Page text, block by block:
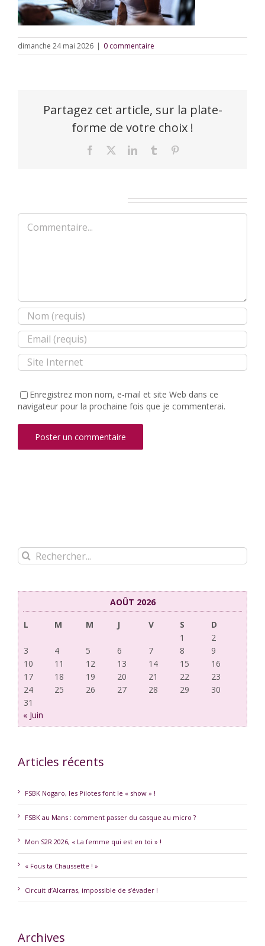
dimanche 24 mai 2026 | 0 commentaire
Partagez cet article, sur la plate-
forme de votre choix !
Facebook LinkedInTumblr
Commentaire
Enregistrez mon nom, e-mail et site Web dans ce
navigateur pour la prochaine fois que je commenterai.
Rechercher:
AOÛT 2026
L
M M J V S
D
1
2
3
4 5 6 7 8
9
10
11 12 13 14 15
16
17
18 19 20 21 22
23
24
25 26 27 28 29
30
31
« Juin
Articles récents
FSBK Nogaro, les Pilotes font le « show » !
FSBK au Mans : comment passer du casque au micro ?
Mon S2R 2026, « La femme qui est en toi » !
« Fous ta Chaussette ! »
Circuit d’Alcarras, impossible de s’évader !
Archives